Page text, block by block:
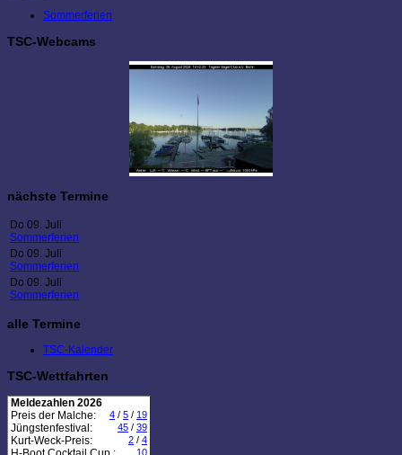
Sommerferien
TSC-Webcams
nächste Termine
Do 09. Juli
Sommerferien
Do 09. Juli
Sommerferien
Do 09. Juli
Sommerferien
alle Termine
TSC-Kalender
TSC-Wettfahrten
Meldezahlen 2026
Preis der Malche:
4 / 5 / 19
Jüngstenfestival: 45 / 39
Kurt-Weck-Preis: 2 / 4
10